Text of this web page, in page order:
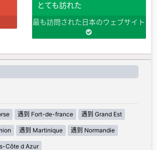
とても訪れた
最も訪問された日本のウェブサイト
遇到 Fort-de-france 遇到 Grand Est
遇到 Martinique 遇到 Normandie
Côte d Azur